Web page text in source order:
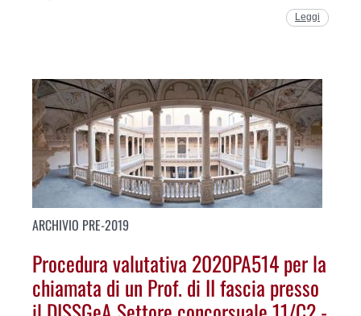
Leggi
ARCHIVIO PRE-2019
Procedura valutativa 2020PA514 per la
chiamata di un Prof. di II fascia presso